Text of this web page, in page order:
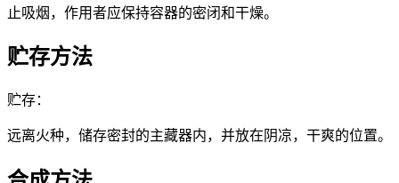
止吸烟，作用者应保持容器的密闭和干燥。
贮存方法
贮存：
远离火种，储存密封的主藏器内，并放在阴凉，干爽的位置。